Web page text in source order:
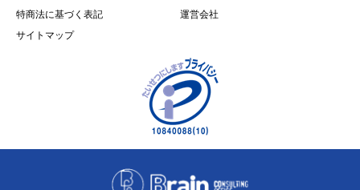
特商法に基づく表記
運営会社
サイトマップ